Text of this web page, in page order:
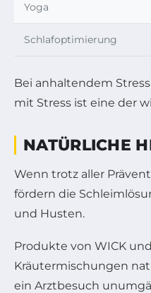
Yoga
Schlafoptimierung
Bei anhaltendem
mit Stress ist eine der
NATÜRLICHE
Wenn trotz aller
fördern die
und Husten.
Produkte von WICK
Kräutermischungen
ein Arztbesuch